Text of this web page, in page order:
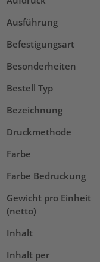
Ausführung
Befestigungsart
Besonderheiten
Bestell Typ
Bezeichnung
Druckmethode
Farbe
Farbe Bedruckung
Gewicht pro Einheit
(netto)
Inhalt
Inhalt per